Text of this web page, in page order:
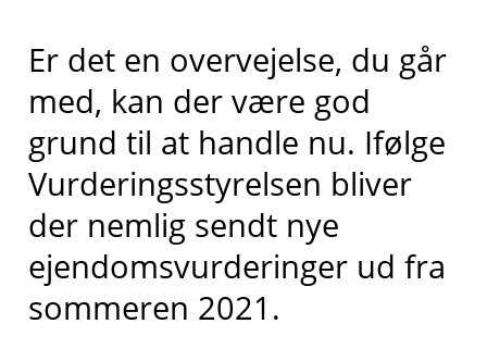
Er det en overvejelse, du går
med, kan der være god
grund til at handle nu. Ifølge
Vurderingsstyrelsen bliver
der nemlig sendt nye
ejendomsvurderinger ud fra
sommeren 2021.